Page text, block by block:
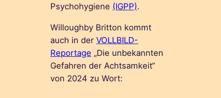
Psychohygiene (IGPP).
Willoughby Britton kommt
auch in derVOLLBILD-
Reportage „Die unbekannten
Gefahren der Achtsamkeit“
von 2024 zu Wort: